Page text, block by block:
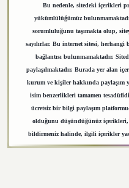
Bu nedenle, sitedeki içerikleri
yükümlülüğümüz
sorumluluğunu taşımakta olup,
sayılırlar. Bu internet sitesi,
bağlantısı bulunmamaktadır.
paylaşılmaktadır. Burada yer alan
kurum ve kişiler hakkında paylaşım
isim benzerlikleri tamamen
ücretsiz bir bilgi paylaşım
olduğunu düşündüğünüz içerikleri,
bildirmeniz halinde, ilgili içerikler